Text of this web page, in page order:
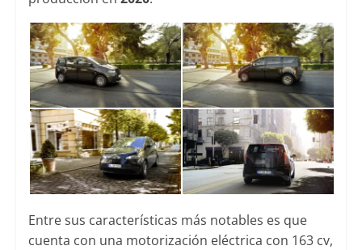
Entre sus características más notables es que
cuenta con una motorización eléctrica con 163 cv,